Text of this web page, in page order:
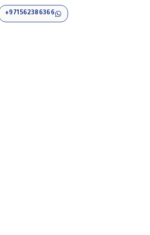
971562386366+